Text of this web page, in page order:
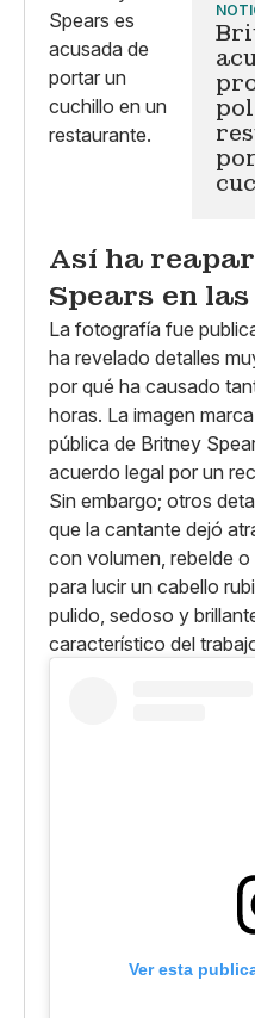
Así ha
Spears en
La fotografía fue
ha revelado detalles
por qué ha causado
horas. La imagen
pública de Britney
acuerdo legal por un
Sin embargo; otros
que la cantante dejó
con volumen, rebelde o
para lucir un cabello
pulido, sedoso y
característico del
Ver esta